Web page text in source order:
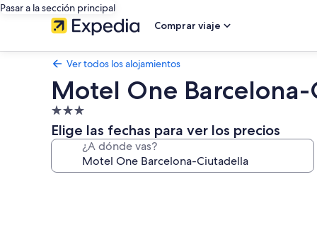
Pasar a la sección principal
Comprar viaje
Ver todos los alojamientos
Motel One
Alojamiento
de
3.0 estrellas
Elige las fechas para ver los precios
¿A dónde vas?